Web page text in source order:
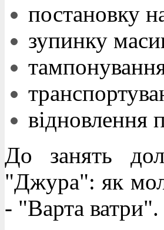
постановку
зупинку
відновлення
До занять
"Джура": як
- "Варта ватри".